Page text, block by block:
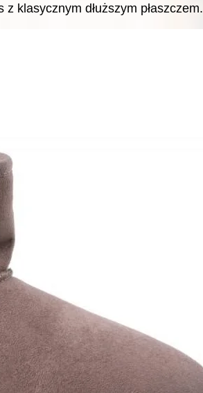
klasycznym dłuższym płaszczem.